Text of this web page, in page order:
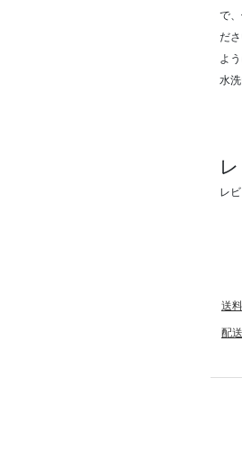
で
だ
よ
水
レ
送
配